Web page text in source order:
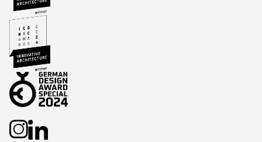
Asset Management
Fund Management
Development
Unternehmen